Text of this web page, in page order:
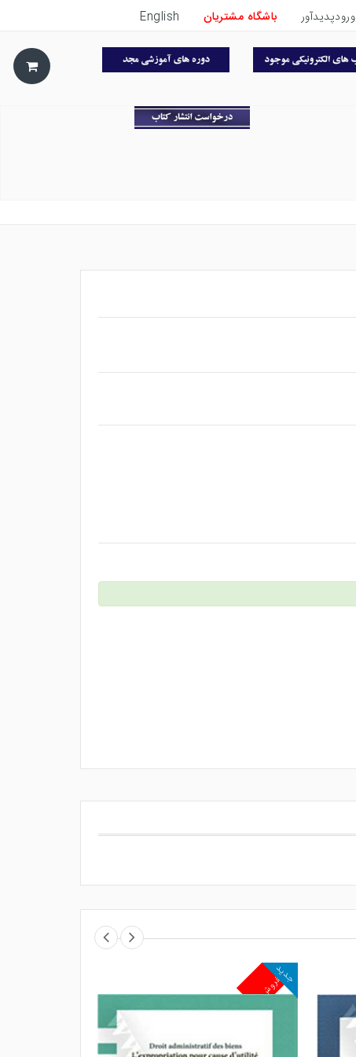
ورودپدیدآور باشگاه مشتریان English
پرفروش
جدید